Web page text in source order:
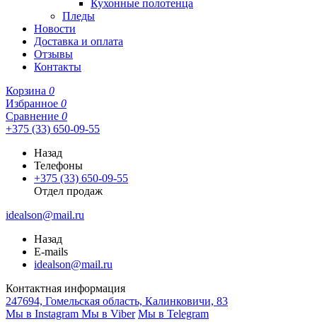
Кухонные полотенца
Пледы
Новости
Доставка и оплата
Отзывы
Контакты
Корзина 0
Избранное 0
Сравнение 0
+375 (33) 650-09-55
Назад
Телефоны
+375 (33) 650-09-55
Отдел продаж
idealson@mail.ru
Назад
E-mails
idealson@mail.ru
Контактная информация
247694, Гомельская область, Калинковичи, 83
Мы в Instagram Мы в Viber Мы в Telegram